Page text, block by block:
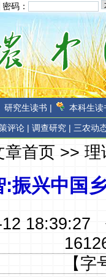
密码：
研究生读书 | 本科生读
评论 | 调查研究 | 三农动
章首页>>理
:振兴中国
18:39:27
【字